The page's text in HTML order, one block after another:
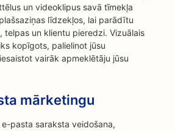
un videoklipus savā tīmekļa
līdzekļos, lai parādītu
telpas un klientu pieredzi. Vizuālais
kopīgots, palielinot jūsu
vairāk apmeklētāju jūsu
mārketingu
pasta saraksta veidošana,